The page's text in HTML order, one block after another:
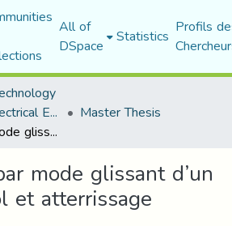
All of
DSpace Statistics Profils
Department of Electrical Engineering Master Thesis
Commande par mode glissant d’un appareil à vol et atterrissage vertical
mode glissant d’un
et atterrissage